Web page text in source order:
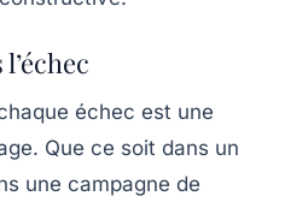
échec est une
Que ce soit dans un
une campagne de